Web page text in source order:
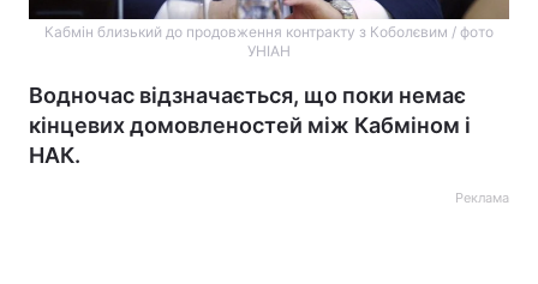
Кабмін близький до продовження контракту з Коболєвим / фото
УНІАН
Водночас відзначається, що поки немає
кінцевих домовленостей між Кабміном і
НАК.
Реклама